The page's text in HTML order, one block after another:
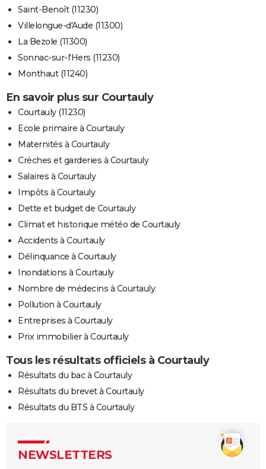
Saint-Benoît (11230)
Villelongue-d'Aude (11300)
La Bezole (11300)
Sonnac-sur-l'Hers (11230)
Monthaut (11240)
En savoir plus sur Courtauly
Courtauly (11230)
Ecole primaire à Courtauly
Maternités à Courtauly
Crèches et garderies à Courtauly
Salaires à Courtauly
Impôts à Courtauly
Dette et budget de Courtauly
Climat et historique météo de Courtauly
Accidents à Courtauly
Délinquance à Courtauly
Inondations à Courtauly
Nombre de médecins à Courtauly
Pollution à Courtauly
Entreprises à Courtauly
Prix immobilier à Courtauly
Tous les résultats officiels à Courtauly
Résultats du bac à Courtauly
Résultats du brevet à Courtauly
Résultats du BTS à Courtauly
NEWSLETTERS